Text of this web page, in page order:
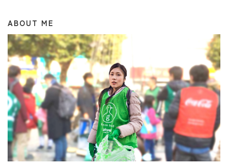
ABOUT ME